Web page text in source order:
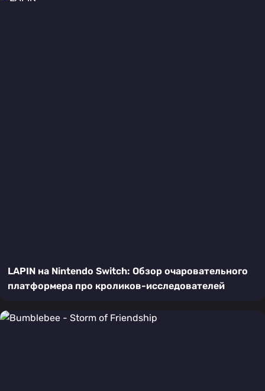
LAPIN на Nintendo Switch: Обзор очаровательного
платформера про кроликов-исследователей